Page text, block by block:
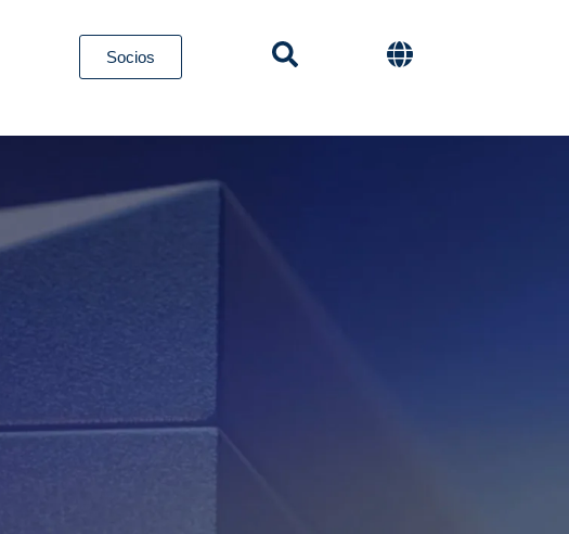
Socios